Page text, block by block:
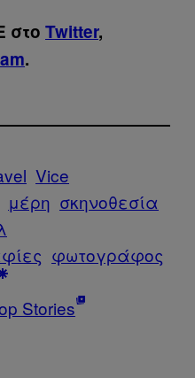
στο Twitter,
.
Vice
μέρη σκηνοθεσία
φωτογράφος
Stories